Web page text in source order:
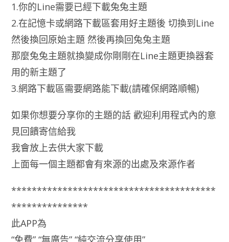
1.你的Line需要已經下載兔兔主題
2.在記憶卡或網路下載區套用好主題後 切換到Line
然後換回原始主題 然後再換回兔兔主題
那麼兔兔主題就換變成你剛剛在Line主題更換器套
用的新主題了
3.網路下載區需要網路能下載(請確保網路順暢)
如果你想要分享你的主題的話 歡迎利用程式內的意
見回饋寄信給我
我會放上去供大家下載
上面每一個主題都會有來源的出處及來源作者
****************************************
***************
此APP為
“免費” “無廣告” “純交流分享使用”